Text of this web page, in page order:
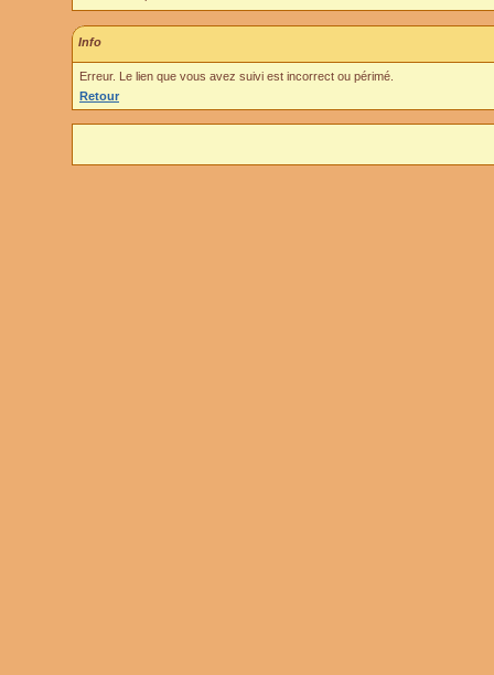
Info
Erreur. Le lien que vous avez suivi est incorrect ou périmé.
Retour